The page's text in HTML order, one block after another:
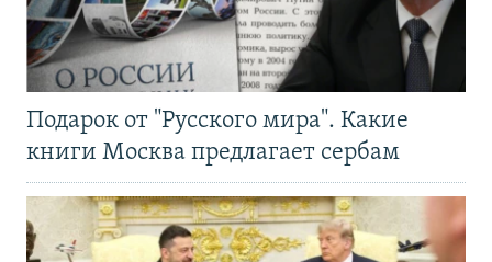
Подарок от "Русского мира". Какие
книги Москва предлагает сербам